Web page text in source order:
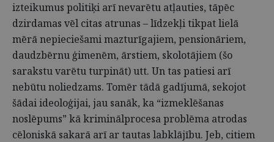
izteikumus politiķi arī nevarētu atļauties, tāpēc
dzirdamas vēl citas atrunas – līdzekļi tikpat lielā
mērā nepieciešami mazturīgajiem, pensionāriem,
daudzbērnu ģimenēm, ārstiem, skolotājiem (šo
sarakstu varētu turpināt) utt. Un tas patiesi arī
nebūtu noliedzams. Tomēr tādā gadījumā, sekojot
šādai ideoloģijai, jau sanāk, ka “izmeklēšanas
noslēpums” kā kriminālprocesa problēma atrodas
cēloniskā sakarā arī ar tautas labklājību. Jeb, citiem